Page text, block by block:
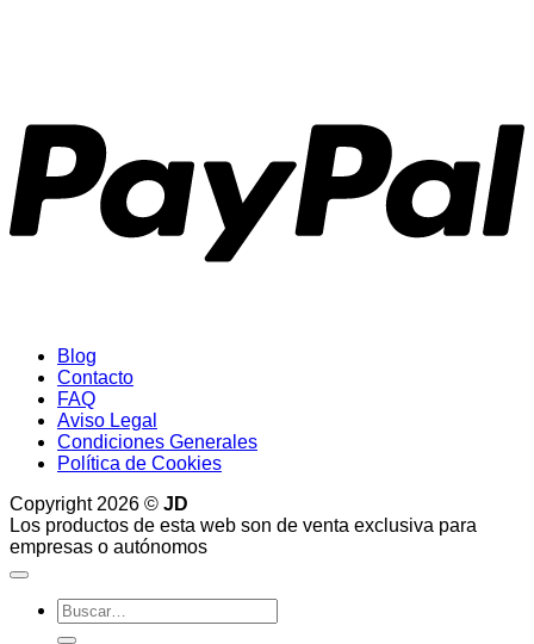
Blog
Contacto
FAQ
Aviso Legal
Condiciones Generales
Política de Cookies
Copyright 2026 © JD
Los productos de esta web son de venta exclusiva para
empresas o autónomos
Buscar
por: